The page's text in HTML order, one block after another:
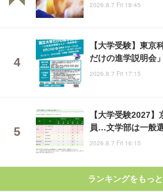
2026.8.7 Fri 18:45
【大学受験】東京
だけの進学説明会
2026.8.7 Fri 17:15
【大学受験2027
員…文学部は一般
2026.8.7 Fri 16:15
ランキングをもっ